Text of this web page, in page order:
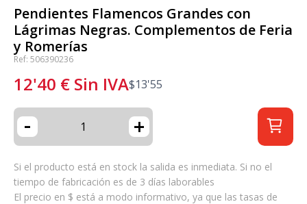
Pendientes Flamencos Grandes con
Lágrimas Negras. Complementos de Feria
y Romerías
Ref: 506390236
12'40 € Sin IVA$13'55
- +
Si el producto está en stock la salida es inmediata. Si no el
tiempo de fabricación es de 3 días laborables
El precio en $ está a modo informativo, ya que las tasas de